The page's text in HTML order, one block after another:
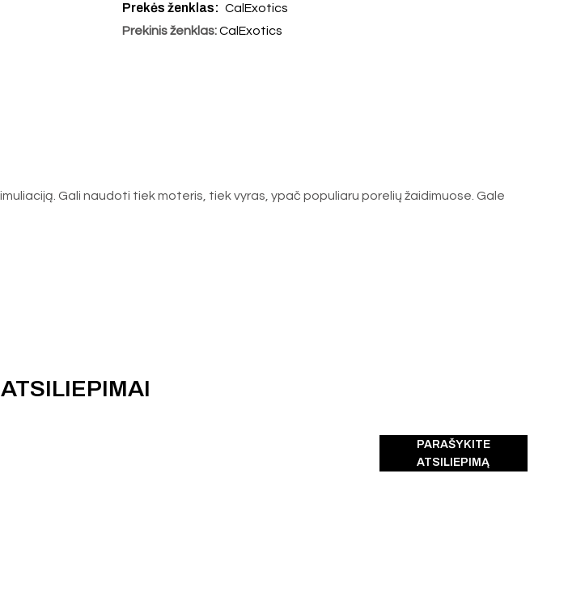
Prekės ženklas: CalExotics
Prekinis ženklas:CalExotics
Gali naudoti tiek moteris, tiek vyras, ypač populiaru porelių žaidimuose. Gale
PARAŠYKITE
ATSILIEPIMĄ